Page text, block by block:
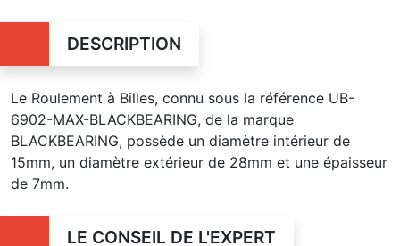
DESCRIPTION
Le Roulement à Billes, connu sous la référence UB-
6902-MAX-BLACKBEARING, de la marque
BLACKBEARING, possède un diamètre intérieur de
15mm, un diamètre extérieur de 28mm et une épaisseur
de 7mm.
LE CONSEIL DE L'EXPERT